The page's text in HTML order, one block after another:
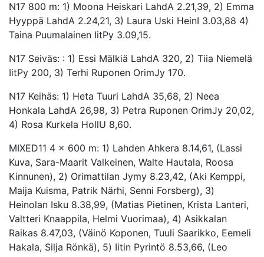
N17 800 m: 1) Moona Heiskari LahdA 2.21,39, 2) Emma
Hyyppä LahdA 2.24,21, 3) Laura Uski HeinI 3.03,88 4)
Taina Puumalainen IitPy 3.09,15.
N17 Seiväs: : 1) Essi Mälkiä LahdA 320, 2) Tiia Niemelä
IitPy 200, 3) Terhi Ruponen OrimJy 170.
N17 Keihäs: 1) Heta Tuuri LahdA 35,68, 2) Neea
Honkala LahdA 26,98, 3) Petra Ruponen OrimJy 20,02,
4) Rosa Kurkela HollU 8,60.
MIXED11 4 x 600 m: 1) Lahden Ahkera 8.14,61, (Lassi
Kuva, Sara-Maarit Valkeinen, Walte Hautala, Roosa
Kinnunen), 2) Orimattilan Jymy 8.23,42, (Aki Kemppi,
Maija Kuisma, Patrik Närhi, Senni Forsberg), 3)
Heinolan Isku 8.38,99, (Matias Pietinen, Krista Lanteri,
Valtteri Knaappila, Helmi Vuorimaa), 4) Asikkalan
Raikas 8.47,03, (Väinö Koponen, Tuuli Saarikko, Eemeli
Hakala, Silja Rönkä), 5) Iitin Pyrintö 8.53,66, (Leo